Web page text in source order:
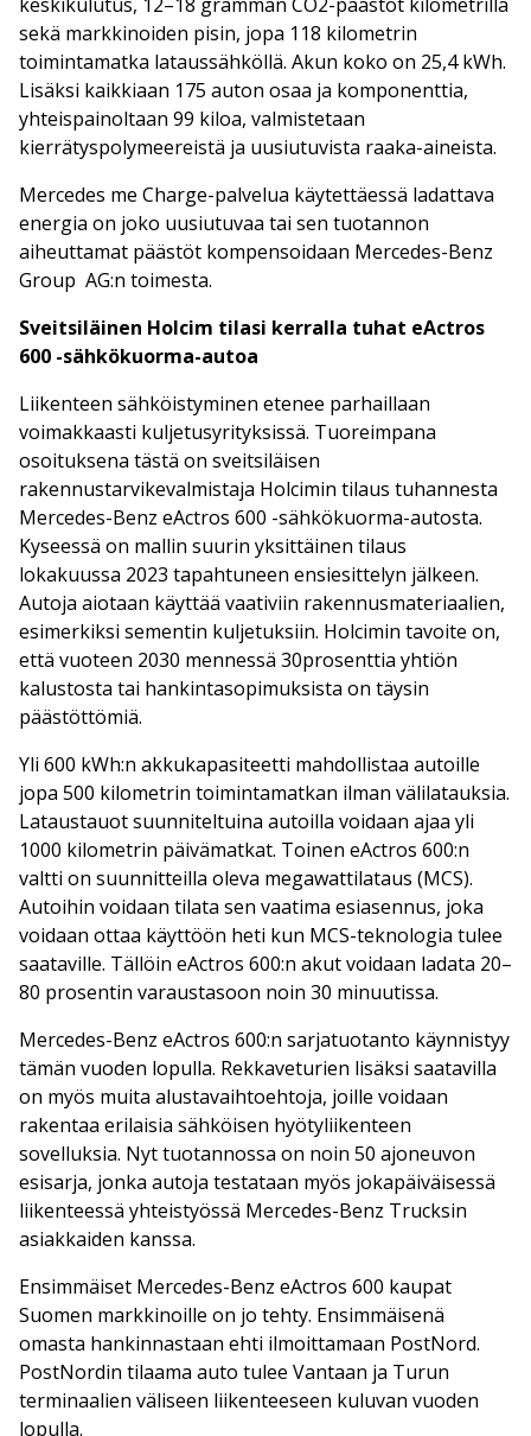
sekä markkinoiden pisin, jopa 118 kilometrin
toimintamatka lataussähköllä. Akun koko on 25,4 kWh.
Lisäksi kaikkiaan 175 auton osaa ja komponenttia,
yhteispainoltaan 99 kiloa, valmistetaan
kierrätyspolymeereistä ja uusiutuvista raaka-aineista.
Mercedes me Charge-palvelua käytettäessä ladattava
energia on joko uusiutuvaa tai sen tuotannon
aiheuttamat päästöt kompensoidaan Mercedes-Benz
Group AG:n toimesta.
Sveitsiläinen Holcim tilasi kerralla tuhat eActros
600 -sähkökuorma-autoa
Liikenteen sähköistyminen etenee parhaillaan
voimakkaasti kuljetusyrityksissä. Tuoreimpana
osoituksena tästä on sveitsiläisen
rakennustarvikevalmistaja Holcimin tilaus tuhannesta
Mercedes-Benz eActros 600 -sähkökuorma-autosta.
Kyseessä on mallin suurin yksittäinen tilaus
lokakuussa 2023 tapahtuneen ensiesittelyn jälkeen.
Autoja aiotaan käyttää vaativiin rakennusmateriaalien,
esimerkiksi sementin kuljetuksiin. Holcimin tavoite on,
että vuoteen 2030 mennessä 30prosenttia yhtiön
kalustosta tai hankintasopimuksista on täysin
päästöttömiä.
Yli 600 kWh:n akkukapasiteetti mahdollistaa autoille
jopa 500 kilometrin toimintamatkan ilman välilatauksia.
Lataustauot suunniteltuina autoilla voidaan ajaa yli
1000 kilometrin päivämatkat. Toinen eActros 600:n
valtti on suunnitteilla oleva megawattilataus (MCS).
Autoihin voidaan tilata sen vaatima esiasennus, joka
voidaan ottaa käyttöön heti kun MCS-teknologia tulee
saataville. Tällöin eActros 600:n akut voidaan ladata 20–
80 prosentin varaustasoon noin 30 minuutissa.
Mercedes-Benz eActros 600:n sarjatuotanto käynnistyy
tämän vuoden lopulla. Rekkaveturien lisäksi saatavilla
on myös muita alustavaihtoehtoja, joille voidaan
rakentaa erilaisia sähköisen hyötyliikenteen
sovelluksia. Nyt tuotannossa on noin 50 ajoneuvon
esisarja, jonka autoja testataan myös jokapäiväisessä
liikenteessä yhteistyössä Mercedes-Benz Trucksin
asiakkaiden kanssa.
Ensimmäiset Mercedes-Benz eActros 600 kaupat
Suomen markkinoille on jo tehty. Ensimmäisenä
omasta hankinnastaan ehti ilmoittamaan PostNord.
PostNordin tilaama auto tulee Vantaan ja Turun
terminaalien väliseen liikenteeseen kuluvan vuoden
lopulla.